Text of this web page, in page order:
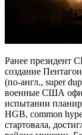
Ранее президент
создание
(по-англ., super
военные США
испытании
HGB, common
стартовала,